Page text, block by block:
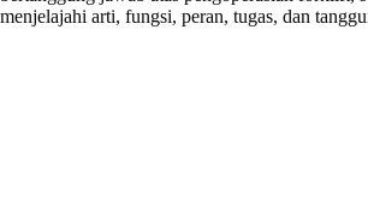
menjelajahi arti, fungsi, peran, tugas, dan